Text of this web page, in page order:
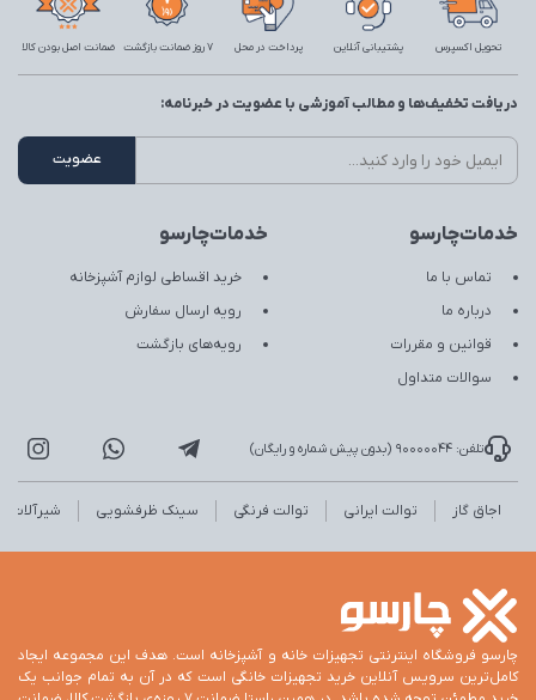
تحویل اکسپرس پشتیبانی آنلاین پرداخت در محل 7 روز ضمانت بازگشت ضمانت اصل بودن کالا
خدمات‌چارسو
تماس با ما
درباره ما
قوانین و مقررات
سوالات متداول
خدمات‌چارسو
خرید اقساطی لوازم آشپزخانه
رویه ارسال سفارش
رویه‌های بازگشت
دریافت تخفیف‌ها و مطالب آموزشی با عضویت در خبرنامه:
تلفن: 90000044 (بدون پیش شماره و رایگان)
اجاق گاز توالت ایرانی توالت فرنگی سینک ظرفشویی شیرآلات
چارسو فروشگاه اینترنتی تجهیزات خانه و آشپزخانه است. هدف این مجموعه ایجاد
کامل‌ترین سرویس آنلاین خرید تجهیزات خانگی است که در آن به تمام جوانب یک